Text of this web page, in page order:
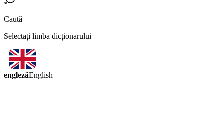
Caută
Selectați limba dicționarului
englezăEnglish